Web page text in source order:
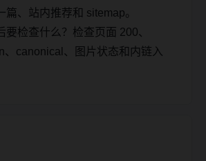
篇、站内推荐和 sitemap。
要检查什么？检查页面 200、
、canonical、图片状态和内链入